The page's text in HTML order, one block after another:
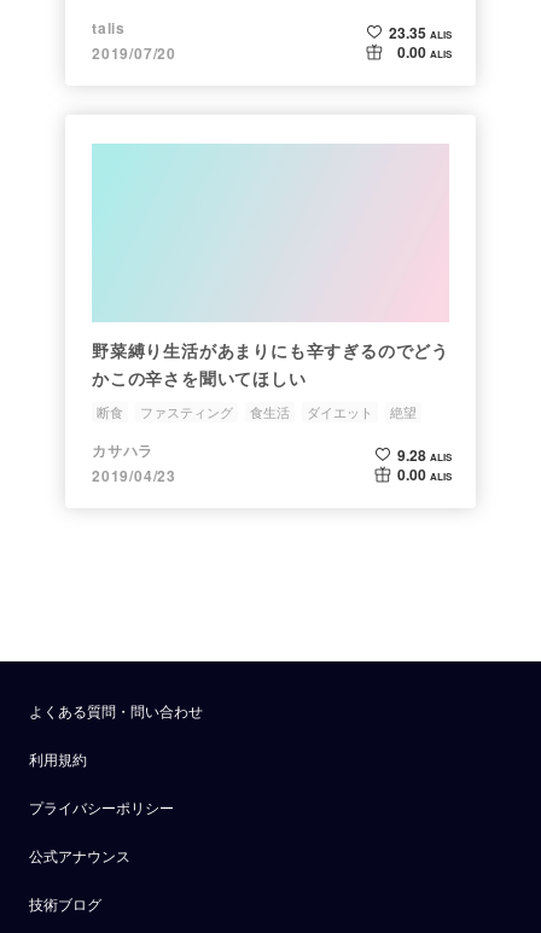
talis
2019/07/20
23.35 ALIS
0.00 ALIS
野菜縛り生活があまりにも辛すぎるのでどう
かこの辛さを聞いてほしい
断食 ファスティング 食生活 ダイエット 絶望
カサハラ
2019/04/23
9.28 ALIS
0.00 ALIS
よくある質問・問い合わせ
利用規約
プライバシーポリシー
公式アナウンス
技術ブログ